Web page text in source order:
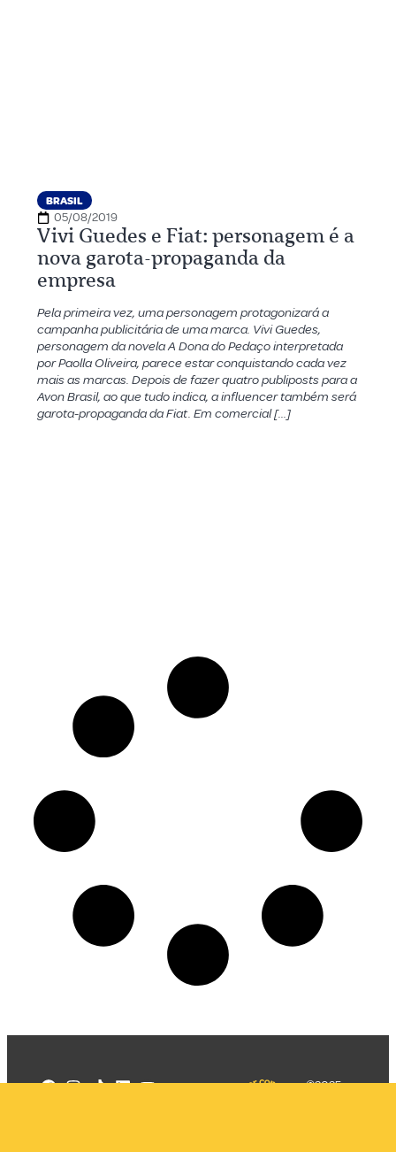
BRASIL
05/08/2019
Vivi Guedes e Fiat: personagem é a
nova garota-propaganda da
empresa
Pela primeira vez, uma personagem protagonizará a
campanha publicitária de uma marca. Vivi Guedes,
personagem da novela A Dona do Pedaço interpretada
por Paolla Oliveira, parece estar conquistando cada vez
mais as marcas. Depois de fazer quatro publiposts para a
Avon Brasil, ao que tudo indica, a influencer também será
garota-propaganda da Fiat. Em comercial […]
©2025